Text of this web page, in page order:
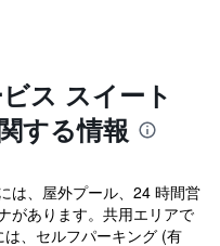
ス スイート
する情報
は、屋外プール、24 時間営
があります。共用エリアで
、セルフパーキング (有